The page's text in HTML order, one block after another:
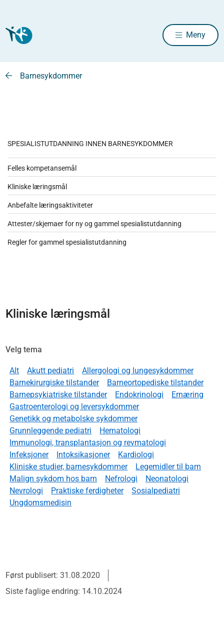
Meny
Barnesykdommer
SPESIALISTUTDANNING INNEN BARNESYKDOMMER
Felles kompetansemål
Kliniske læringsmål
Anbefalte læringsaktiviteter
Attester/skjemaer for ny og gammel spesialistutdanning
Regler for gammel spesialistutdanning
Kliniske læringsmål
Velg tema
Alt Akutt pediatri
Allergologi og lungesykdommer
Barnekirurgiske tilstander
Barneortopediske tilstander
Barnepsykiatriske tilstander
Endokrinologi
Ernæring
Gastroenterologi og leversykdommer
Genetikk og metabolske sykdommer
Grunnleggende pediatri
Hematologi
Immunologi, transplantasjon og revmatologi
Infeksjoner
Intoksikasjoner
Kardiologi
Kliniske studier, barnesykdommer
Legemidler til barn
Malign sykdom hos barn
Nefrologi
Neonatologi
Nevrologi
Praktiske ferdigheter
Sosialpediatri
Ungdomsmedisin
Først publisert: 31.08.2020
Siste faglige endring: 14.10.2024